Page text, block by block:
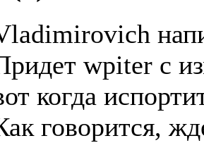
wpiter с
когда
говорится,